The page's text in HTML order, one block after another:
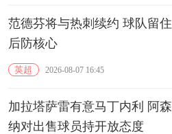
范德芬将与热刺续约 球队留住
后防核心
英超 2026-08-07 16:45
加拉塔萨雷有意马丁内利 阿森
纳对出售球员持开放态度